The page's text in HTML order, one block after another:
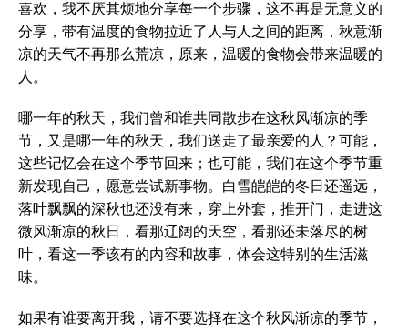
喜欢，我不厌其烦地分享每一个步骤，这不再是无意义的
分享，带有温度的食物拉近了人与人之间的距离，秋意渐
凉的天气不再那么荒凉，原来，温暖的食物会带来温暖的
人。
哪一年的秋天，我们曾和谁共同散步在这秋风渐凉的季
节，又是哪一年的秋天，我们送走了最亲爱的人？可能，
这些记忆会在这个季节回来；也可能，我们在这个季节重
新发现自己，愿意尝试新事物。白雪皑皑的冬日还遥远，
落叶飘飘的深秋也还没有来，穿上外套，推开门，走进这
微风渐凉的秋日，看那辽阔的天空，看那还未落尽的树
叶，看这一季该有的内容和故事，体会这特别的生活滋
味。
如果有谁要离开我，请不要选择在这个秋风渐凉的季节，